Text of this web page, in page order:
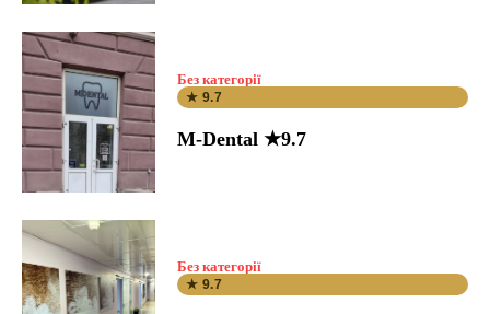
Без категорії
★ 9.7
M-Dental ★9.7
Без категорії
★ 9.7